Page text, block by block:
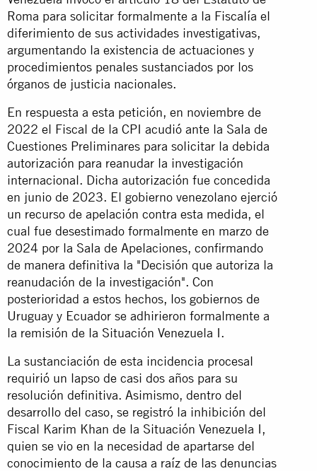
Roma para solicitar formalmente a la Fiscalía el
diferimiento de sus actividades investigativas,
argumentando la existencia de actuaciones y
procedimientos penales sustanciados por los
órganos de justicia nacionales.
En respuesta a esta petición, en noviembre de
2022 el Fiscal de la CPI acudió ante la Sala de
Cuestiones Preliminares para solicitar la debida
autorización para reanudar la investigación
internacional. Dicha autorización fue concedida
en junio de 2023. El gobierno venezolano ejerció
un recurso de apelación contra esta medida, el
cual fue desestimado formalmente en marzo de
2024 por la Sala de Apelaciones, confirmando
de manera definitiva la "Decisión que autoriza la
reanudación de la investigación". Con
posterioridad a estos hechos, los gobiernos de
Uruguay y Ecuador se adhirieron formalmente a
la remisión de la Situación Venezuela I.
La sustanciación de esta incidencia procesal
requirió un lapso de casi dos años para su
resolución definitiva. Asimismo, dentro del
desarrollo del caso, se registró la inhibición del
Fiscal Karim Khan de la Situación Venezuela I,
quien se vio en la necesidad de apartarse del
conocimiento de la causa a raíz de las denuncias